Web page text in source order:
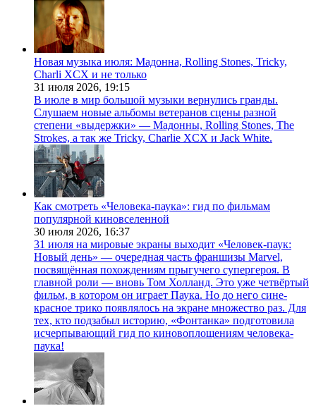
Новая музыка июля: Мадонна, Rolling Stones, Tricky,
Charli XCX и не только
31 июля 2026, 19:15
В июле в мир большой музыки вернулись гранды.
Слушаем новые альбомы ветеранов сцены разной
степени «выдержки» — Мадонны, Rolling Stones, The
Strokes, а так же Tricky, Charlie XCX и Jack White.
Как смотреть «Человека-паука»: гид по фильмам
популярной киновселенной
30 июля 2026, 16:37
31 июля на мировые экраны выходит «Человек-паук:
Новый день» — очередная часть франшизы Marvel,
посвящённая похождениям прыгучего супергероя. В
главной роли — вновь Том Холланд. Это уже четвёртый
фильм, в котором он играет Паука. Но до него сине-
красное трико появлялось на экране множество раз. Для
тех, кто подзабыл историю, «Фонтанка» подготовила
исчерпывающий гид по киновоплощениям человека-
паука!